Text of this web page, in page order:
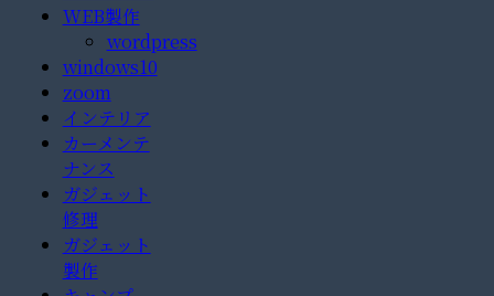
WEB製作
wordpress
windows10
zoom
インテリア
カーメンテ
ナンス
ガジェット
修理
ガジェット
製作